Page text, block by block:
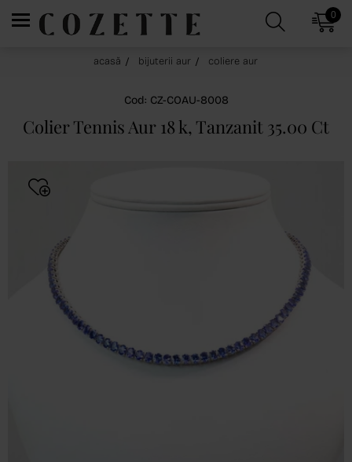
0
acasă bijuterii aur coliere aur
Cod: CZ-COAU-8008
Colier Tennis Aur 18 k, Tanzanit 35.00 Ct